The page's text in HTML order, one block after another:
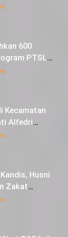
Siak ke
600
PTSL
Kecamatan
Alfedri
Husni
Zakat